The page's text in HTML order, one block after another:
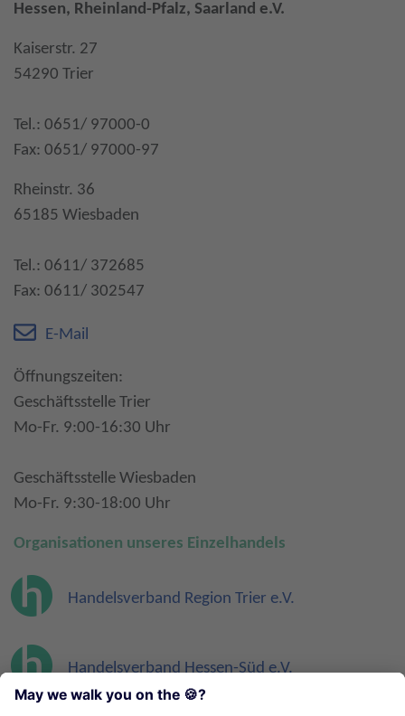
Hessen, Rheinland-Pfalz, Saarland e.V.
Kaiserstr. 27
54290 Trier
Tel.: 0651/ 97000-0
Fax: 0651/ 97000-97
Rheinstr. 36
65185 Wiesbaden
Tel.: 0611/ 372685
Fax: 0611/ 302547
E-Mail
Öffnungszeiten:
Geschäftsstelle Trier
Mo-Fr. 9:00-16:30 Uhr
Geschäftsstelle Wiesbaden
Mo-Fr. 9:30-18:00 Uhr
Organisationen unseres Einzelhandels
Handelsverband Region Trier e.V.
Handelsverband Hessen-Süd e.V.